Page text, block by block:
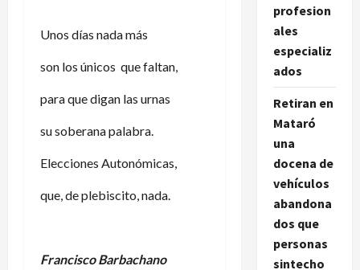
Unos días nada más
son los únicos que faltan,
para que digan las urnas
su soberana palabra.
Elecciones Autonómicas,
que, de plebiscito, nada.
Francisco Barbachano
profesion
ales
especializ
ados
Retiran en
Mataró
una
docena de
vehículos
abandona
dos que
personas
sintecho